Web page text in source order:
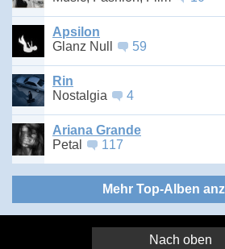
Apsilon
Glanz Null
59
Rin
Nostalgia
4
Ariana Grande
Petal
117
Mehr Top-Alben
Nach oben